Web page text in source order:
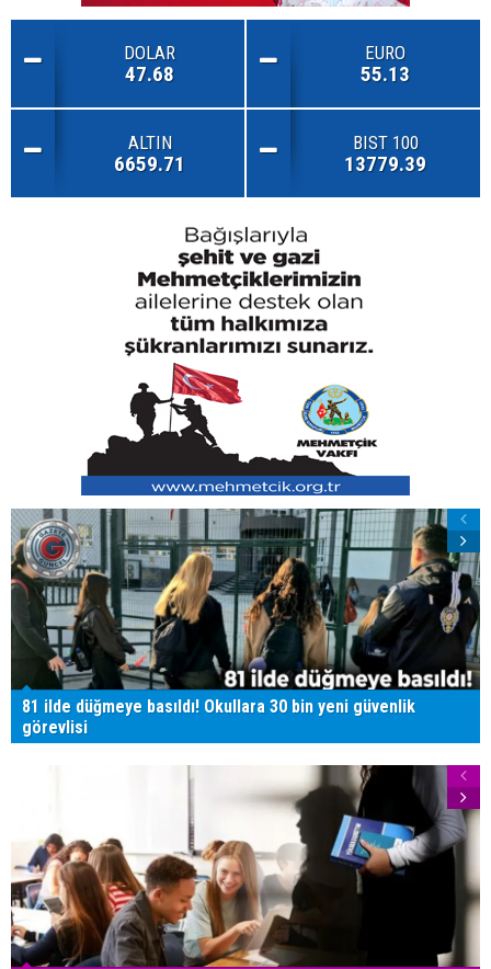
DOLAR
47.68
EURO
55.13
ALTIN
6659.71
BIST 100
13779.39
81 ilde düğmeye basıldı! Okullara 30 bin yeni güvenlik
görevlisi